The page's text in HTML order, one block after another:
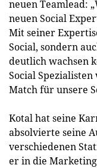
neuen Teamlead:
neuen Social
Mit seiner
Social, sondern
deutlich wachsen
Social
Match für unsere
Kotal hat seine
absolvierte seine
verschiedenen
er in die